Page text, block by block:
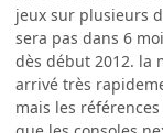
jeux sur plusieurs
sera pas dans 6
dès début 2012. la
arrivé très
mais les